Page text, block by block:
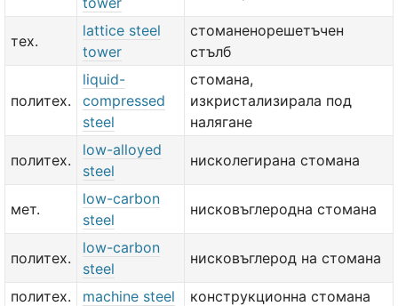
тех.
lattice steel
tower
стоманенорешетъчен
стълб
политех.
liquid-
compressed
steel
стомана,
изкристализирала под
налягане
политех.
low-alloyed
steel
нисколегирана стомана
мет.
low-carbon
steel
нисковъглеродна стомана
политех.
low-carbon
steel
нисковъглерод на стомана
политех. machine steel конструкционна стомана